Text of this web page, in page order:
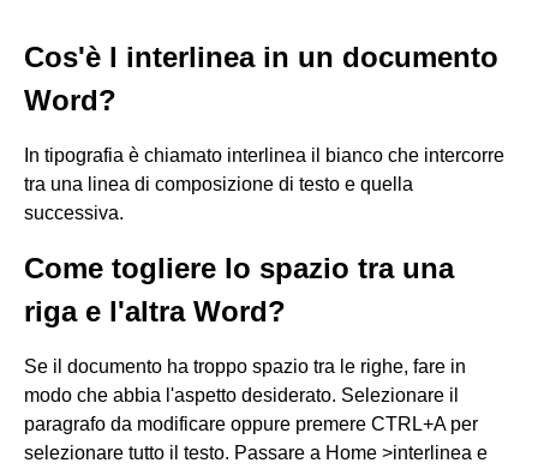
Cos'è l interlinea in un documento
Word?
In tipografia è chiamato interlinea il bianco che intercorre
tra una linea di composizione di testo e quella
successiva.
Come togliere lo spazio tra una
riga e l'altra Word?
Se il documento ha troppo spazio tra le righe, fare in
modo che abbia l'aspetto desiderato. Selezionare il
paragrafo da modificare oppure premere CTRL+A per
selezionare tutto il testo. Passare a Home >interlinea e